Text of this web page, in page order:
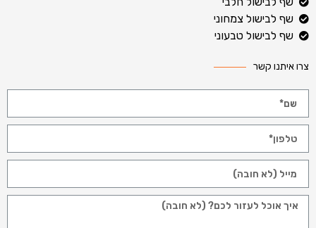
שף לבישול צמחוני
שף לבישול טבעוני
צרו איתנו קשר